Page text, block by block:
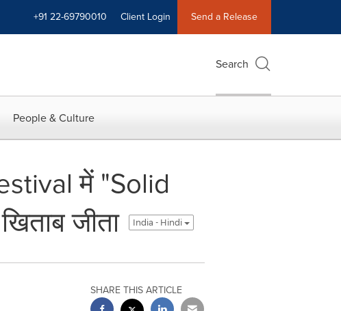
+91 22-69790010 Client Login Send a Release
Search
People & Culture
में "Solid
जीता
India - Hindi
SHARE THIS ARTICLE